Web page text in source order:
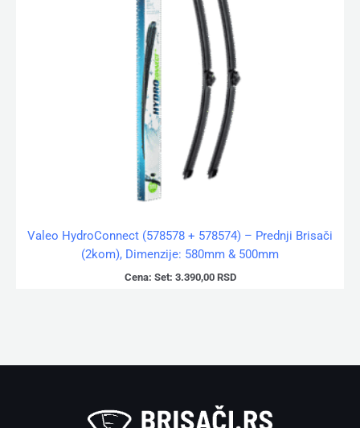
Valeo HydroConnect (578578 + 578574) – Prednji Brisači
(2kom), Dimenzije: 580mm & 500mm
Cena: Set: 3.390,00 RSD